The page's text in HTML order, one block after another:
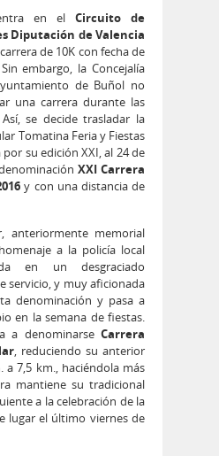
en el Circuito de
Diputación de Valencia
de 10K con fecha de
embargo, la Concejalía
de Buñol no
una carrera durante las
se decide trasladar la
Tomatina Feria y Fiestas
su edición XXI, al 24 de
XXI Carrera
y con una distancia de
anteriormente memorial
a la policía local
en un desgraciado
servicio, y muy aficionada
denominación y pasa a
en la semana de fiestas.
a denominarse Carrera
, reduciendo su anterior
a 7,5 km., haciéndola más
mantiene su tradicional
a la celebración de la
lugar el último viernes de